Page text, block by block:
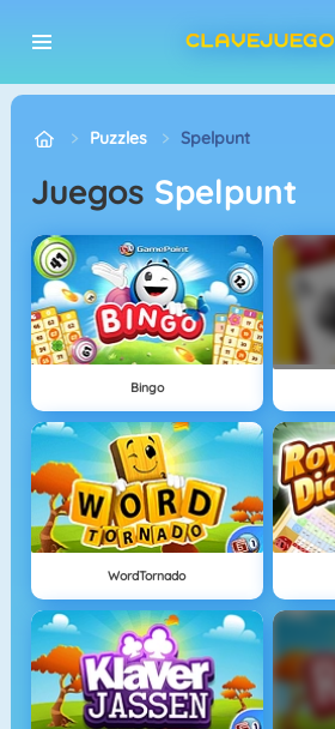
Puzzles Spelpunt
Juegos Spelpunt
Bingo
WordTornado